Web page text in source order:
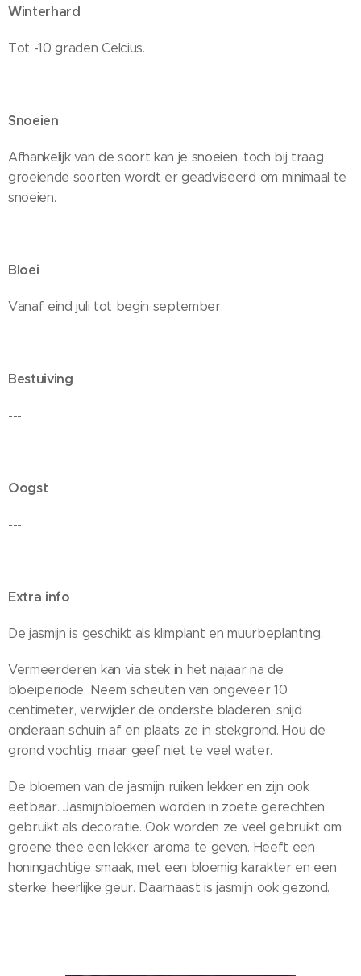
Winterhard
Tot -10 graden Celcius.
Snoeien
Afhankelijk van de soort kan je snoeien, toch bij traag
groeiende soorten wordt er geadviseerd om minimaal te
snoeien.
Bloei
Vanaf eind juli tot begin september.
Bestuiving
---
Oogst
---
Extra info
De jasmijn is geschikt als klimplant en muurbeplanting.
Vermeerderen kan via stek in het najaar na de
bloeiperiode. Neem scheuten van ongeveer 10
centimeter, verwijder de onderste bladeren, snijd
onderaan schuin af en plaats ze in stekgrond. Hou de
grond vochtig, maar geef niet te veel water.
De bloemen van de jasmijn ruiken lekker en zijn ook
eetbaar. Jasmijnbloemen worden in zoete gerechten
gebruikt als decoratie. Ook worden ze veel gebruikt om
groene thee een lekker aroma te geven. Heeft een
honingachtige smaak, met een bloemig karakter en een
sterke, heerlijke geur. Daarnaast is jasmijn ook gezond.